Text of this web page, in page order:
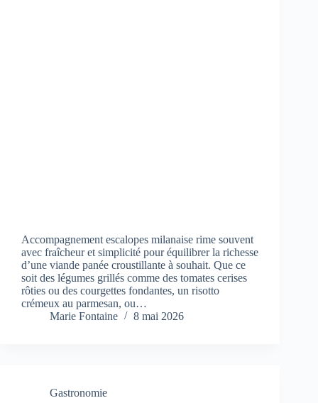
Accompagnement escalopes milanaise rime souvent
avec fraîcheur et simplicité pour équilibrer la richesse
d’une viande panée croustillante à souhait. Que ce
soit des légumes grillés comme des tomates cerises
rôties ou des courgettes fondantes, un risotto
crémeux au parmesan, ou…
Marie Fontaine
8 mai 2026
Gastronomie